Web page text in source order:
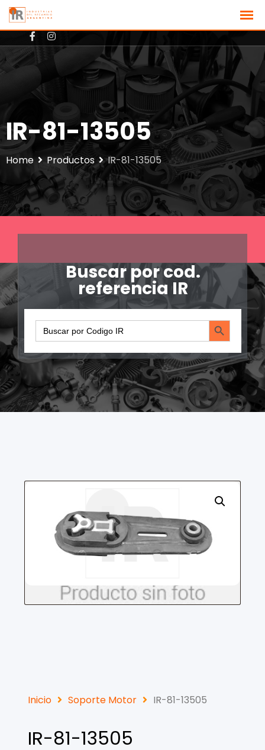
IR-81-13505
Home Productos IR-81-13505
Buscar por cod.
referencia IR
Search
for:
Search Button
Inicio Soporte Motor IR-81-13505
IR-81-13505